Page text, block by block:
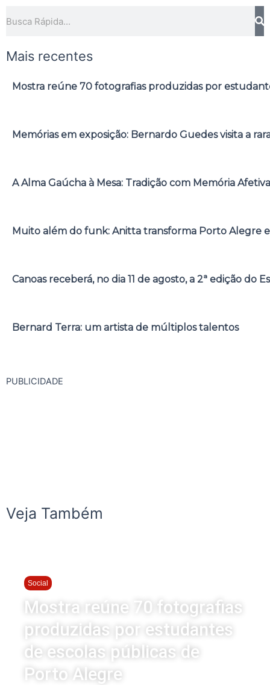
Mais recentes
Mostra reúne 70 fotografias produzidas por
Memórias em exposição: Bernardo Guedes visita a
A Alma Gaúcha à Mesa: Tradição com Memória Afetiva
Muito além do funk: Anitta transforma Porto Alegre
Canoas receberá, no dia 11 de agosto, a 2ª edição do
Bernard Terra: um artista de múltiplos talentos
PUBLICIDADE
Veja Também
Social
Mostra reúne 70 fotografias
produzidas por estudantes
de escolas públicas de
Porto Alegre